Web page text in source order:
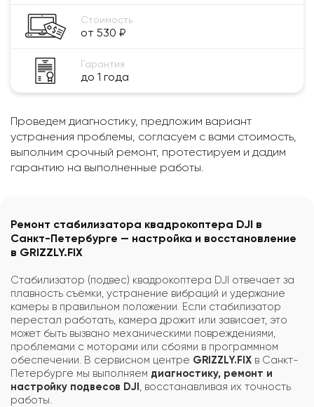
Стоимость
от 530 ₽
Гарантия
до 1 года
Проведем диагностику, предложим вариант
устранения проблемы, согласуем с вами стоимость,
выполним срочный ремонт, протестируем и дадим
гарантию на выполненные работы.
Ремонт стабилизатора квадрокоптера DJI в
Санкт-Петербурге — настройка и восстановление
в GRIZZLY.FIX
Стабилизатор (подвес) квадрокоптера DJI отвечает за
плавность съёмки, устранение вибраций и удержание
камеры в правильном положении. Если стабилизатор
перестал работать, камера дрожит или зависает, это
может быть вызвано механическими повреждениями,
проблемами с моторами или сбоями в программном
обеспечении. В сервисном центре GRIZZLY.FIX в Санкт-
Петербурге мы выполняем диагностику, ремонт и
настройку подвесов DJI , восстанавливая их точность
работы.